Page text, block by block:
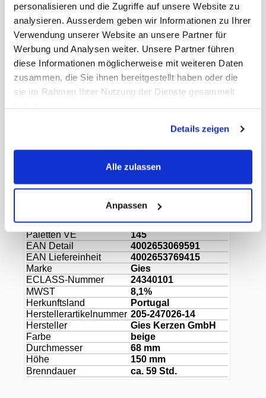
personalisieren und die Zugriffe auf unsere Website zu
analysieren. Ausserdem geben wir Informationen zu Ihrer
Verwendung unserer Website an unsere Partner für
Werbung und Analysen weiter. Unsere Partner führen
diese Informationen möglicherweise mit weiteren Daten
zusammen, die Sie ihnen bereitgestellt haben oder die
sie im Rahmen Ihrer Nutzung der Dienste gesammelt
Details zeigen
Alle zulassen
Anpassen
Schlicht und elegant lassen sich die
Stumpenkerzen prima als Tischdekoration in
Szene setzen. Ob Sie für eine Feier dekorieren
oder es sich einfach nur Zuhause gemütlich
machen - diese klassische Stumpenkerze sorgt
immer für ein angenehmes Ambiente. Sie sind in
verschiedenen Farben erhältlich.
Es garantiert nicht sichtbar rauchende Kerzen,
gleichmässiges und tropffreies Abbrennen bis
Geeignet: Gastronomie, Hotellerie
Gewicht Liefereinheit
2.80 kg
Paletten VE
145
EAN Detail
4002653069591
EAN Liefereinheit
4002653769415
Marke
Gies
ECLASS-Nummer
24340101
MWST
8,1%
Herkunftsland
Portugal
Herstellerartikelnummer 205-247026-14
Hersteller
Gies Kerzen GmbH
Farbe
beige
Durchmesser
68 mm
Höhe
150 mm
Brenndauer
ca. 59 Std.